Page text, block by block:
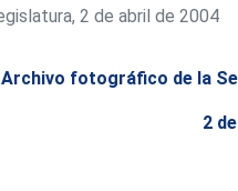
2 de abril de 2004
Archivo fotográfico de la
2